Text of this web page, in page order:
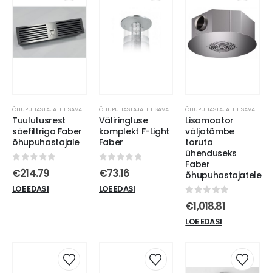
ÕHUPUHASTAJATE LISAVARUSTUS
Tuulutusrest
söefiltriga Faber
õhupuhastajale
out of 5
€214.79
LOE EDASI
ÕHUPUHASTAJATE LISAVARUSTUS
Väliringluse
komplekt F-Light
Faber
out of 5
€73.16
LOE EDASI
ÕHUPUHASTAJATE LISAVARUSTUS
Lisamootor
väljatõmbe
toruta
ühenduseks
Faber
õhupuhastajatele
out of 5
€1,018.81
LOE EDASI